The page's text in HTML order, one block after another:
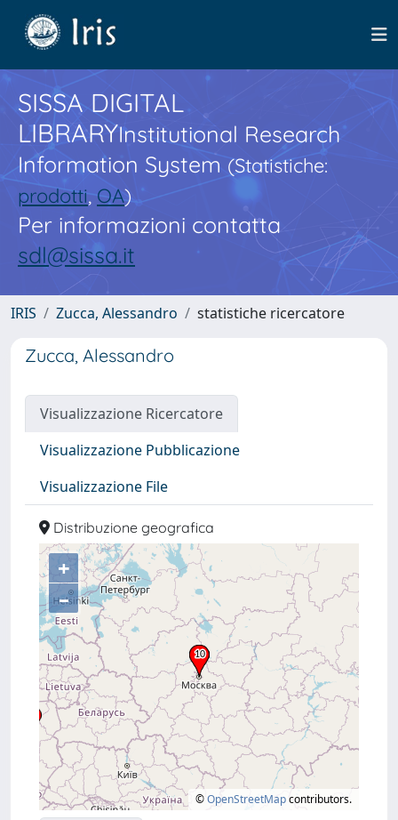
SISSA DIGITAL
LIBRARYInstitutional Research
Information System(Statistiche:
prodotti,OA)
Per informazioni contatta
sdl@sissa.it
IRIS Zucca, Alessandro statistiche ricercatore
Zucca, Alessandro
Visualizzazione Ricercatore
Visualizzazione Pubblicazione
Visualizzazione File
Distribuzione geografica
+
–
©OpenStreetMapcontributors.